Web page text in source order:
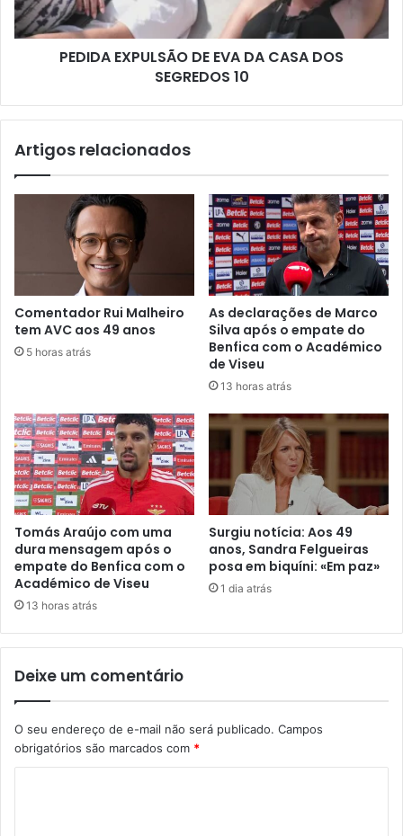
PEDIDA EXPULSÃO DE EVA DA CASA DOS
SEGREDOS 10
Artigos relacionados
Comentador Rui Malheiro
tem AVC aos 49 anos
5 horas atrás
As declarações de Marco
Silva após o empate do
Benfica com o Académico
de Viseu
13 horas atrás
Tomás Araújo com uma
dura mensagem após o
empate do Benfica com o
Académico de Viseu
13 horas atrás
Surgiu notícia: Aos 49
anos, Sandra Felgueiras
posa em biquíni: «Em paz»
1 dia atrás
Deixe um comentário
O seu endereço de e-mail não será publicado. Campos
obrigatórios são marcados com *